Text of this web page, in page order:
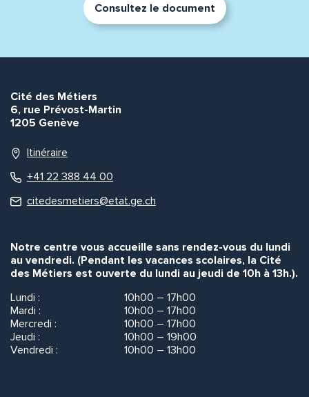
Consultez le document
Cité des Métiers
6, rue Prévost-Martin
1205 Genève
Itinéraire
+41 22 388 44 00
citedesmetiers@etat.ge.ch
Notre centre vous accueille sans rendez-vous du lundi
au vendredi. (Pendant les vacances scolaires, la Cité
des Métiers est ouverte du lundi au jeudi de 10h à 13h.).
Lundi :
10h00 – 17h00
Mardi :
10h00 – 17h00
Mercredi :
10h00 – 17h00
Jeudi :
10h00 – 19h00
Vendredi :
10h00 – 13h00